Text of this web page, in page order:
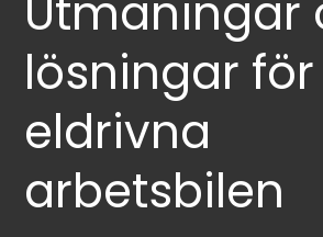
Utmaningar
lösningar
eldrivna
arbetsbilen